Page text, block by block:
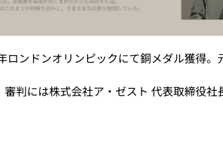
ロンドンオリンピックにて銅メダル獲得
判には株式会社ア・ゼスト 代表取締役社